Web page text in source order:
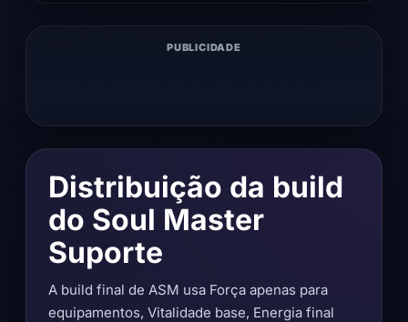
PUBLICIDADE
Distribuição da build
do Soul Master
Suporte
A build final de ASM usa Força apenas para
equipamentos, Vitalidade base, Energia final